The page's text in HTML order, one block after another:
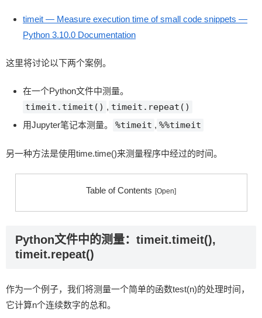
timeit — Measure execution time of small code snippets —
Python 3.10.0 Documentation
这里将讨论以下两个案例。
在一个Python文件中测量。
timeit.timeit() , timeit.repeat()
用Jupyter笔记本测量。 %timeit , %%timeit
另一种方法是使用time.time()来测量程序中经过的时间。
Table of Contents
Python文件中的测量：timeit.timeit(),
timeit.repeat()
作为一个例子，我们将测量一个简单的函数test(n)的处理时间，
它计算n个连续数字的总和。